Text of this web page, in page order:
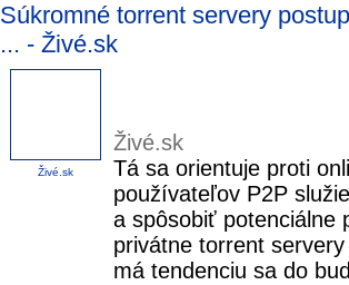
Súkromné torrent servery
... - Živé.sk
Živé.sk
Živé.sk
Tá sa orientuje proti
používateľov P2P
a spôsobiť potenciálne
privátne torrent
má tendenciu sa do